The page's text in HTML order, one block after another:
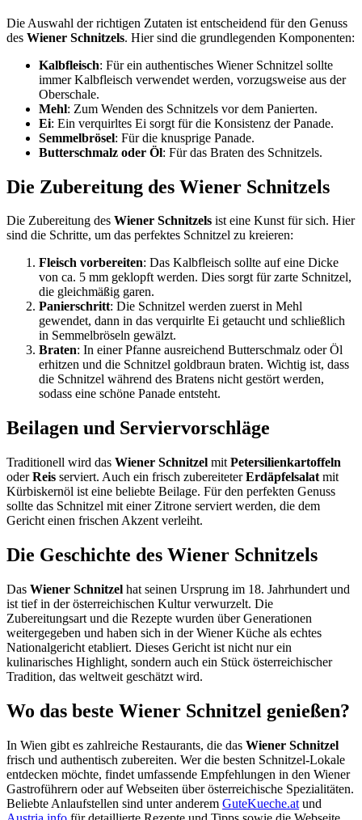
Die Auswahl der richtigen Zutaten ist entscheidend für den Genuss
des Wiener Schnitzels. Hier sind die grundlegenden Komponenten:
Kalbfleisch: Für ein authentisches Wiener Schnitzel sollte
immer Kalbfleisch verwendet werden, vorzugsweise aus der
Oberschale.
Mehl: Zum Wenden des Schnitzels vor dem Panierten.
Ei: Ein verquirltes Ei sorgt für die Konsistenz der Panade.
Semmelbrösel: Für die knusprige Panade.
Butterschmalz oder Öl: Für das Braten des Schnitzels.
Die Zubereitung des Wiener Schnitzels
Die Zubereitung des Wiener Schnitzels ist eine Kunst für sich. Hier
sind die Schritte, um das perfektes Schnitzel zu kreieren:
Fleisch vorbereiten: Das Kalbfleisch sollte auf eine Dicke
von ca. 5 mm geklopft werden. Dies sorgt für zarte Schnitzel,
die gleichmäßig garen.
Panierschritt: Die Schnitzel werden zuerst in Mehl
gewendet, dann in das verquirlte Ei getaucht und schließlich
in Semmelbröseln gewälzt.
Braten: In einer Pfanne ausreichend Butterschmalz oder Öl
erhitzen und die Schnitzel goldbraun braten. Wichtig ist, dass
die Schnitzel während des Bratens nicht gestört werden,
sodass eine schöne Panade entsteht.
Beilagen und Serviervorschläge
Traditionell wird das Wiener Schnitzel mit Petersilienkartoffeln
oderReis serviert. Auch ein frisch zubereiteterErdäpfelsalat mit
Kürbiskernöl ist eine beliebte Beilage. Für den perfekten Genuss
sollte das Schnitzel mit einer Zitrone serviert werden, die dem
Gericht einen frischen Akzent verleiht.
Die Geschichte des Wiener Schnitzels
Das Wiener Schnitzel hat seinen Ursprung im 18. Jahrhundert und
ist tief in der österreichischen Kultur verwurzelt. Die
Zubereitungsart und die Rezepte wurden über Generationen
weitergegeben und haben sich in der Wiener Küche als echtes
Nationalgericht etabliert. Dieses Gericht ist nicht nur ein
kulinarisches Highlight, sondern auch ein Stück österreichischer
Tradition, das weltweit geschätzt wird.
Wo das beste Wiener Schnitzel genießen?
In Wien gibt es zahlreiche Restaurants, die das Wiener Schnitzel
frisch und authentisch zubereiten. Wer die besten Schnitzel-Lokale
entdecken möchte, findet umfassende Empfehlungen in den Wiener
Gastroführern oder auf Webseiten über österreichische Spezialitäten.
Beliebte Anlaufstellen sind unter anderem GuteKueche.at und